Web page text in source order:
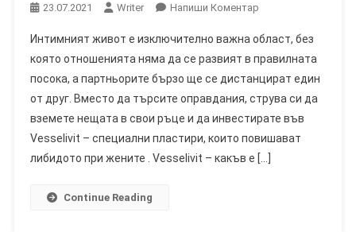
23.07.2021 Writer Напиши КоментарOn
–
Отзиви,
Съставки,
Дозировка,
Действие,
Пазаруване,
Къде
Интимният живот е изключително важна област, без
която отношенията няма да се развият в правилната
посока, а партньорите бързо ще се дистанцират един
от друг. Вместо да търсите оправдания, струва си да
вземете нещата в свои ръце и да инвестирате във
Vesselivit – специални пластири, които повишават
либидото при жените . Vesselivit – какъв е […]
Continue Reading